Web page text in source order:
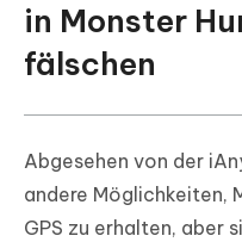
in Monster
fälschen
Abgesehen von der
andere Möglichkeiten,
GPS zu erhalten, aber